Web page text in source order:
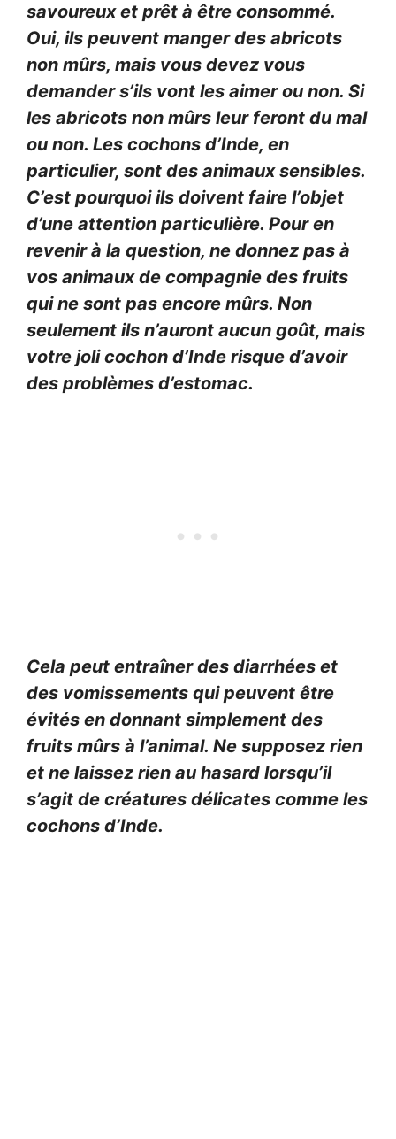
savoureux et prêt à être consommé.
Oui, ils peuvent manger des abricots
non mûrs, mais vous devez vous
demander s’ils vont les aimer ou non. Si
les abricots non mûrs leur feront du mal
ou non. Les cochons d’Inde, en
particulier, sont des animaux sensibles.
C’est pourquoi ils doivent faire l’objet
d’une attention particulière. Pour en
revenir à la question, ne donnez pas à
vos animaux de compagnie des fruits
qui ne sont pas encore mûrs. Non
seulement ils n’auront aucun goût, mais
votre joli cochon d’Inde risque d’avoir
des problèmes d’estomac.
Cela peut entraîner des diarrhées et
des vomissements qui peuvent être
évités en donnant simplement des
fruits mûrs à l’animal. Ne supposez rien
et ne laissez rien au hasard lorsqu’il
s’agit de créatures délicates comme les
cochons d’Inde.